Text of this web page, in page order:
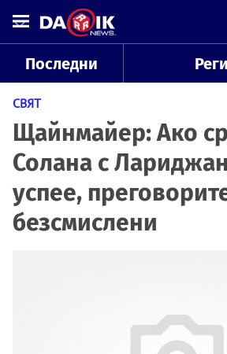
Последни
СВЯТ
Щайнмайер: Ако
Солана с
успее,
безсмислени